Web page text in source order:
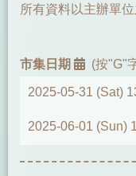
所有資料以主辦單位
市集日期 (按"G"
2025-05-31 (Sat)
2025-06-01 (Sun)